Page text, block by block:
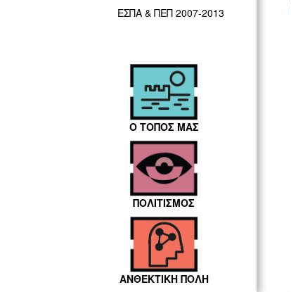
ΕΣΠΑ & ΠΕΠ 2007-2013
Ο ΤΟΠΟΣ ΜΑΣ
ΠΟΛΙΤΙΣΜΟΣ
ΑΝΘΕΚΤΙΚΗ ΠΟΛΗ